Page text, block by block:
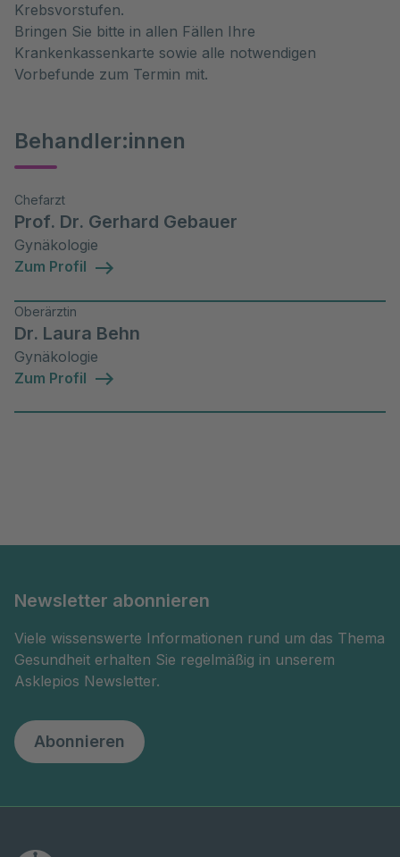
Krebsvorstufen.
Bringen Sie bitte in allen Fällen Ihre
Krankenkassenkarte sowie alle notwendigen
Vorbefunde zum Termin mit.
Behandler:innen
Chefarzt
Prof. Dr. Gerhard Gebauer
Gynäkologie
Zum Profil
Oberärztin
Dr. Laura Behn
Gynäkologie
Zum Profil
Newsletter abonnieren
Viele wissenswerte Informationen rund um das Thema
Gesundheit erhalten Sie regelmäßig in unserem
Asklepios Newsletter.
Abonnieren